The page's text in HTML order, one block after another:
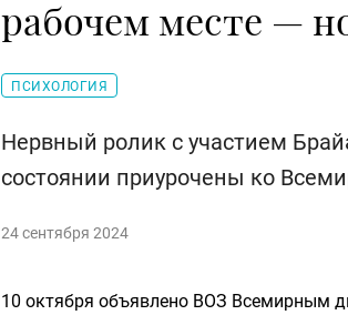
рабочем месте —
ПСИХОЛОГИЯ
Нервный ролик с участием
состоянии приурочены ко
24 сентября 2024
10 октября объявлено ВОЗ Всемирным